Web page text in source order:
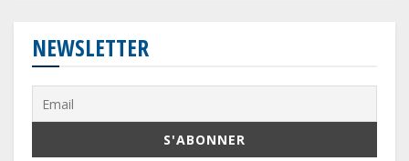
NEWSLETTER